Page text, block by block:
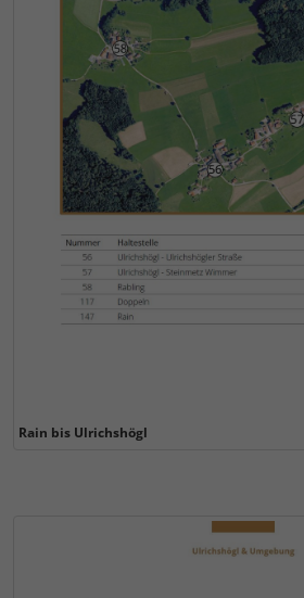
Rain bis Ulrichshögl